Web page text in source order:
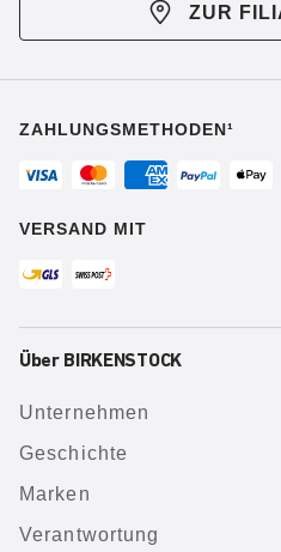
ZUR
ZAHLUNGSMETHODEN¹
VERSAND MIT
Über BIRKENSTOCK
Unternehmen
Geschichte
Marken
Verantwortung